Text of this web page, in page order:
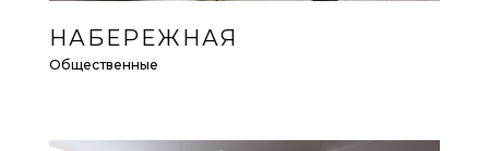
НАБЕРЕЖНАЯ
Общественные